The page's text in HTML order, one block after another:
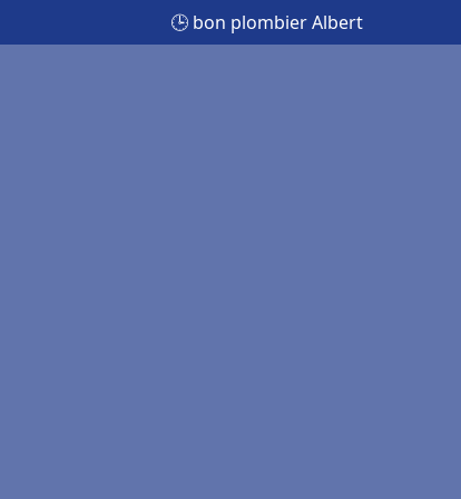
🕒 bon plombier Albert